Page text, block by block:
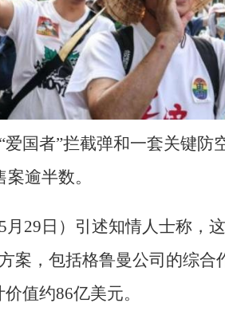
爱国者”拦截弹和一套关键防
逾半数。
月29日）引述知情人士称，
案，包括格鲁曼公司的综合
值约86亿美元。